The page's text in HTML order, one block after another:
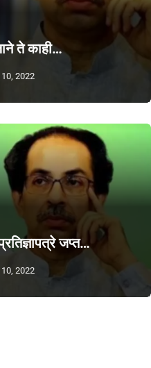
ते काही…
2022
जप्त…
2022